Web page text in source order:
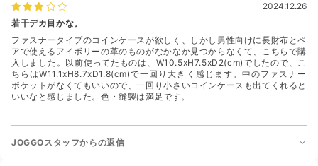
2024.12.26
若干デカ目かな。
ファスナータイプのコインケースが欲しく、しかし男性向けに長財布とペ
アで使えるアイボリーの革のものがなかなか見つからなくて、こちらで購
入しました。以前使ってたものは、W10.5xH7.5xD2(cm)でしたので、こ
ちらはW11.1xH8.7xD1.8(cm)で一回り大きく感じます。中のファスナー
ポケットがなくてもいいので、一回り小さいコインケースも出てくれると
いいなと感じました。色・縫製は満足です。
JOGGOスタッフからの返信